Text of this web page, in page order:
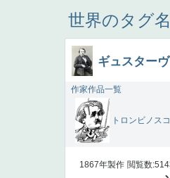
世界のタグ
ギュスター
作家作品一覧
トロンビノス
1867年製作 閲覧数